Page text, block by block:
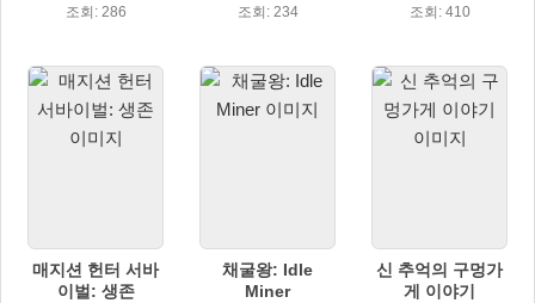
조회: 286
조회: 234
조회: 410
매지션 헌터 서바
이벌: 생존
채굴왕: Idle
Miner
신 추억의 구멍가
게 이야기